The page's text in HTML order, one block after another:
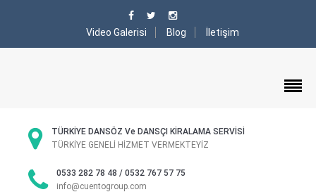
Video Galerisi Blog İletişim
TÜRKİYE DANSÖZ Ve DANSÇI KİRALAMA SERVİSİ
TÜRKİYE GENELİ HİZMET VERMEKTEYİZ
0533 282 78 48 / 0532 767 57 75
info@cuentogroup.com